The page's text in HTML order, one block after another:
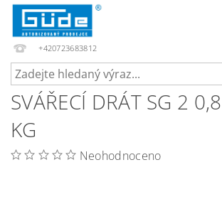
+420723683812
SVÁŘECÍ DRÁT SG 2
KG
Neohodnoceno